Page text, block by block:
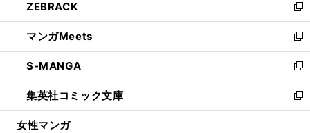
く
で
開
く
ド
ウ
で
開
く
ィ
ン
ド
ウ
で
開
く
い
ウ
ィ
ン
ド
ウ
で
開
ZEBRACK
新
し
い
ウ
ィ
ン
ド
ウ
マンガMeets
新
し
い
ウ
ィ
ン
S-MANGA
新
し
い
ウ
集英社コミック文庫
新
し
女性マンガ